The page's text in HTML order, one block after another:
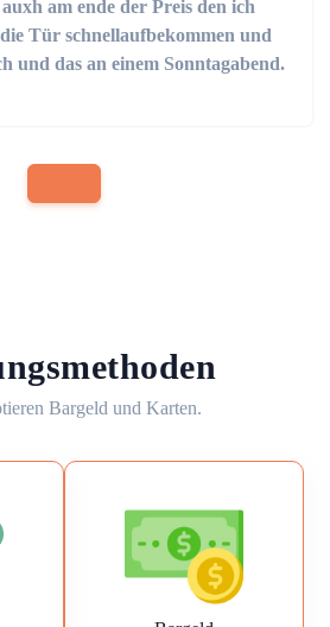
am ende der Preis den ich
Tür schnellaufbekommen und
und das an einem Sonntagabend.
Bargeld und Karten.